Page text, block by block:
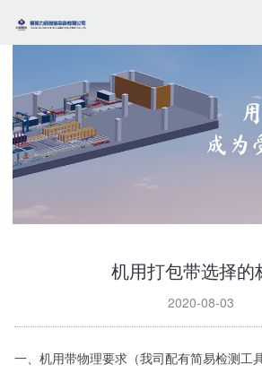
机用打包带选择的
2020-08-03
一、机用带物理要求（我司配有简易检测工具